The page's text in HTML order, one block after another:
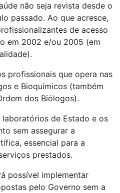
não seja revista desde o
passado. Ao que acresce,
de acesso
em 2002 e/ou 2005 (em
profissionais que opera nas
e Bioquímicos (também
dos Biólogos).
de Estado e os
sem assegurar a
essencial para a
prestados.
possível implementar
pelo Governo sem a